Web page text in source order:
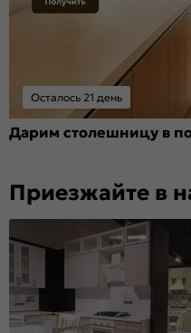
Осталось 21 день
Дарим столешницу в
Приезжайте в